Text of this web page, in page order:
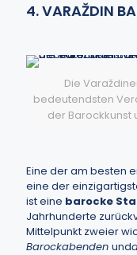
4. VARAŽDIN
Die
bedeutendsten
der Barockkunst
Eine der am besten
eine der
ist eine barocke
Jahrhunderte
Mittelpunkt zweier
Barockabenden und